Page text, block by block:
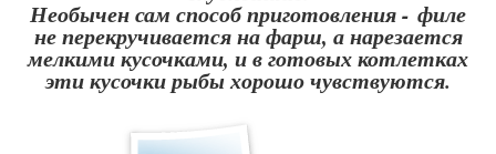
Необычен сам способ приготовления - филе
не перекручивается на фарш, а нарезается
мелкими кусочками, и в готовых котлетках
эти кусочки рыбы хорошо чувствуются.